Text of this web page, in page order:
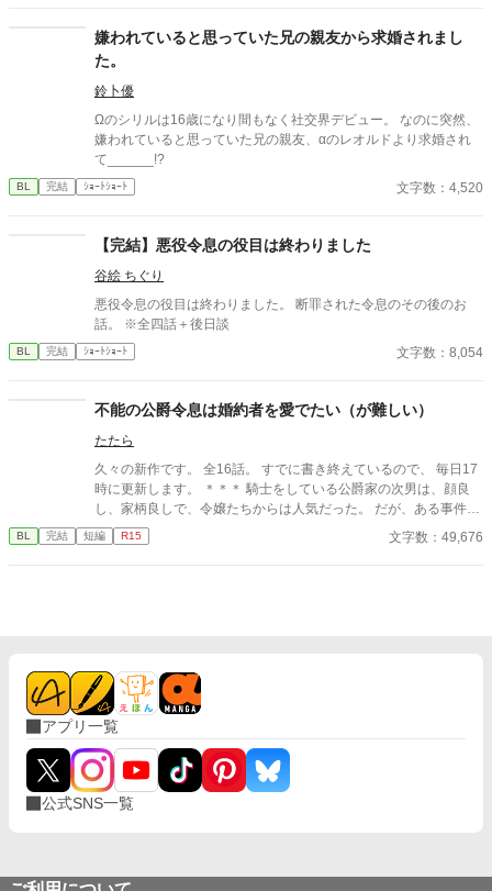
徹だったはずなのに溺愛まっしぐらのオーディスと元気だけどお
っちょこちょいなセシルのドタバタラブコメです。
嫌われていると思っていた兄の親友から求婚されまし
た。
鈴卜優
Ωのシリルは16歳になり間もなく社交界デビュー。 なのに突然、
嫌われていると思っていた兄の親友、αのレオルドより求婚され
て______!?
BL 完結 ｼｮｰﾄｼｮｰﾄ 文字数：4,520
【完結】悪役令息の役目は終わりました
谷絵 ちぐり
悪役令息の役目は終わりました。 断罪された令息のその後のお
話。 ※全四話＋後日談
BL 完結 ｼｮｰﾄｼｮｰﾄ 文字数：8,054
不能の公爵令息は婚約者を愛でたい（が難しい）
たたら
久々の新作です。 全16話。 すでに書き終えているので、 毎日17
時に更新します。 ＊＊＊ 騎士をしている公爵家の次男は、顔良
し、家柄良しで、令嬢たちからは人気だった。 だが、ある事件を
きっかけに、彼は【不能】になってしまう。 醜聞にならないよう
に不能であることは隠されていたが、 その事件から彼は恋愛、結
も…… え？ 違う？ 妖精？ 妖精と結婚ですか？！ ちょ、可愛すぎ
て【不能】が治ったんですが。 だめ？ 【不能】じゃないと結婚で
きない？ あれよあれよと婚約が決まり、 慌てる堅物騎士と俺の妖
精（天使との噂有）の 可愛い恋物語です。 ＊＊ 仕事が変わり、
環境の変化から全く小説を掛けずにおりました💦 落ち着いてきた
ので、また少しづつ書き始めて行きたいと思っています。 今回は
短編で。 リハビリがてらサクッと書いたものですf^^; 楽しんで頂
BL 完結 短編 R15 文字数：49,676
アプリ一覧
公式SNS一覧